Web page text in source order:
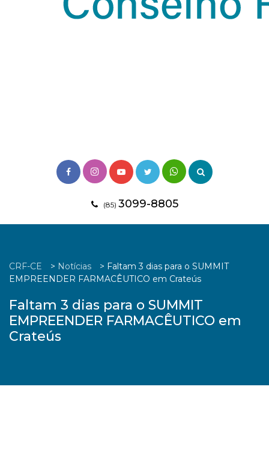
(85) 3099-8805
CRF-CE > Notícias > Faltam 3 dias para o SUMMIT
EMPREENDER FARMACÊUTICO em Crateús
Faltam 3 dias para o SUMMIT
EMPREENDER FARMACÊUTICO em
Crateús